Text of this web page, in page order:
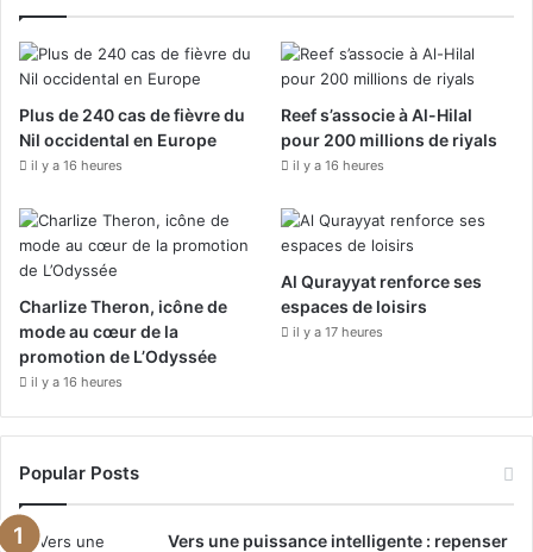
b
o
k
u
b
e
a
g
r
a
Plus de 240 cas de fièvre du
Nil occidental en Europe
il y a 16 heures
Reef s’associe à Al-Hilal
pour 200 millions de riyals
il y a 16 heures
Charlize Theron, icône de
mode au cœur de la
promotion de L’Odyssée
il y a 16 heures
Al Qurayyat renforce ses
espaces de loisirs
il y a 17 heures
Popular Posts
Vers une puissance intelligente : repenser